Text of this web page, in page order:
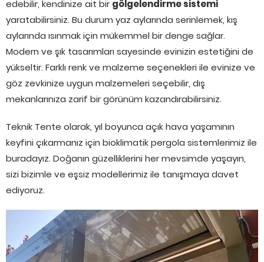
edebilir, kendinize ait birgölgelendirme sistemi
yaratabilirsiniz. Bu durum yaz aylarında serinlemek, kış
aylarında ısınmak için mükemmel bir denge sağlar.
Modern ve şık tasarımları sayesinde evinizin estetiğini de
yükseltir. Farklı renk ve malzeme seçenekleri ile evinize ve
göz zevkinize uygun malzemeleri seçebilir, dış
mekanlarınıza zarif bir görünüm kazandırabilirsiniz.
Teknik Tente olarak, yıl boyunca açık hava yaşamının
keyfini çıkarmanız için bioklimatik pergola sistemlerimiz ile
buradayız. Doğanın güzelliklerini her mevsimde yaşayın,
sizi bizimle ve eşsiz modellerimiz ile tanışmaya davet
ediyoruz.